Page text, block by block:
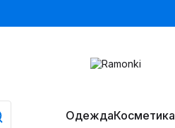
ОдеждаКосметика